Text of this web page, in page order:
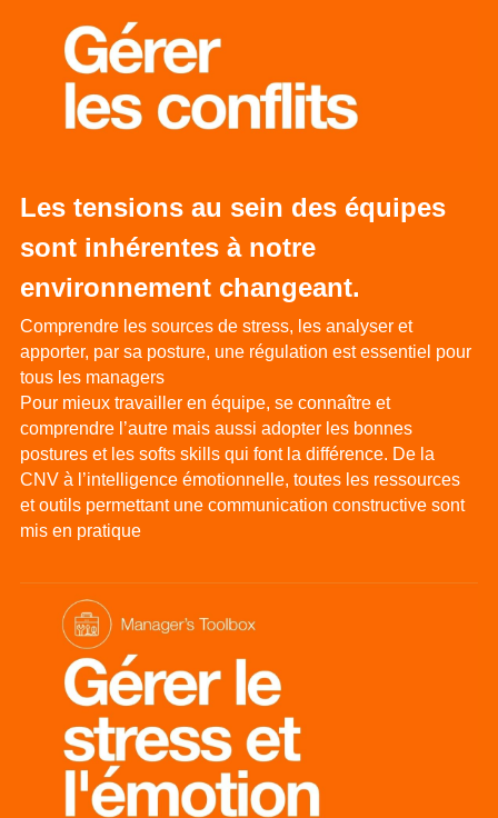
Les tensions au sein des équipes
sont inhérentes à notre
environnement changeant.
Comprendre les sources de stress, les analyser et
apporter, par sa posture, une régulation est essentiel pour
tous les managers
Pour mieux travailler en équipe, se connaître et
comprendre l’autre mais aussi adopter les bonnes
postures et les softs skills qui font la différence. De la
CNV à l’intelligence émotionnelle, toutes les ressources
et outils permettant une communication constructive sont
mis en pratique